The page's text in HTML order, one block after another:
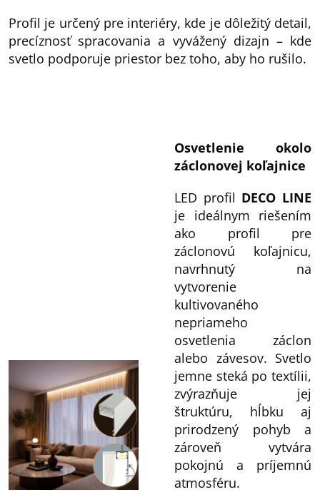
Profil je určený pre interiéry, kde je dôležitý detail,
precíznosť spracovania a vyvážený dizajn – kde
svetlo podporuje priestor bez toho, aby ho rušilo.
Osvetlenie okolo
záclonovej koľajnice
LED profil DECO LINE
je ideálnym riešením
ako profil pre
záclonovú koľajnicu,
navrhnutý na
vytvorenie
kultivovaného
nepriameho
osvetlenia záclon
alebo závesov. Svetlo
jemne steká po textílii,
zvýrazňuje jej
štruktúru, hĺbku aj
prirodzený pohyb a
zároveň vytvára
pokojnú a príjemnú
atmosféru.